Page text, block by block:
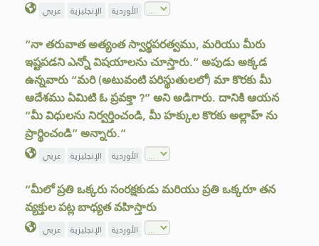
عربي الإنجليزية الأوردية
“నా తరువాత అత్యంత స్వార్థపరత్వము, మరియు మీరు
ఇష్టపడని ఎన్నో విషయాలను చూస్తారు.” అపుడు అక్కడ
ఉన్నవారు “మరి (అటువంటి పరిస్థుతులలో) మా కొరకు మీ
ఆదేశము ఏమిటి ఓ ప్రవక్తా ?” అని అడిగారు. దానికి ఆయన
“మీ విధులను నిర్వర్తించండి, మీ హక్కుల కొరకు అల్లాహ్ ను
ప్రార్థించండి” అన్నారు.”
عربي الإنجليزية الأوردية
“మీలో ప్రతి ఒక్కరు సంరక్షకుడు మరియు ప్రతి ఒక్కరూ తన
వ్యక్తుల పట్ల బాధ్యత వహిస్తారు
عربي الإنجليزية الأوردية